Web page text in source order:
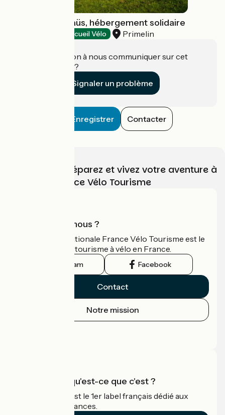
La Pointe Emmaüs, hébergement solidaire
Accueil Vélo Primelin
Une information à nous communiquer sur cet
établissement ?
Signaler un problème
Enregistrer Contacter
Choisissez, préparez et vivez votre aventure à
vélo avec France Vélo Tourisme
Qui sommes-nous ?
L'association nationale France Vélo Tourisme est le
guide officiel du tourisme à vélo en France.
Instagram Facebook
Contact
Notre mission
Accueil Vélo qu'est-ce que c'est ?
Accueil Vélo c'est le 1er label français dédié aux
cyclistes en vacances.